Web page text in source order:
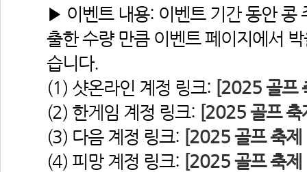
▶ 이벤트 내용: 이벤트 기간 동안 콩
출한 수량 만큼 이벤트 페이지에서
습니다.
(1) 샷온라인 계정 링크: [2025 골프
(2) 한게임 계정 링크: [2025 골프 축
(3) 다음 계정 링크: [2025 골프 축제
(4) 피망 계정 링크: [2025 골프 축제